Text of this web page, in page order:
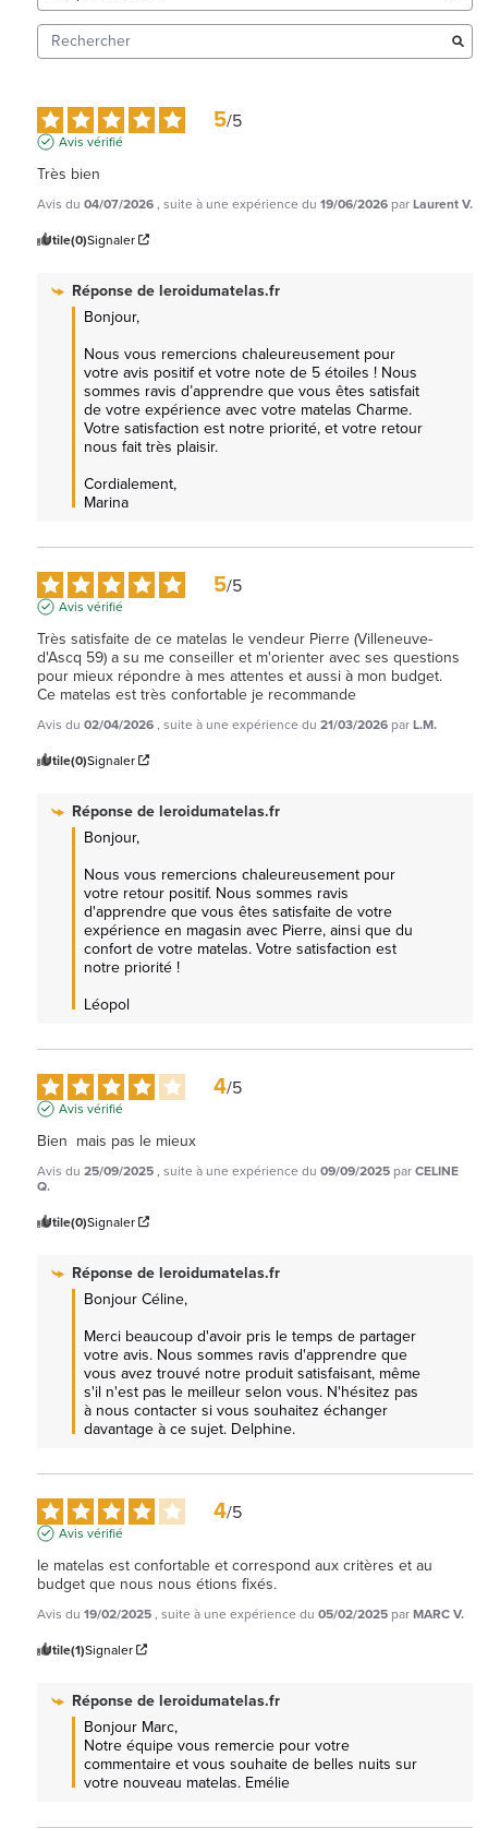
5/5
Avis vérifié
Très bien
Avis du 04/07/2026, suite à une expérience du 19/06/2026 parLaurent V.
Utile(0)Signaler
Réponse deleroidumatelas.fr
Bonjour,
Nous vous remercions chaleureusement pour
votre avis positif et votre note de 5 étoiles ! Nous
sommes ravis d’apprendre que vous êtes satisfait
de votre expérience avec votre matelas Charme.
Votre satisfaction est notre priorité, et votre retour
nous fait très plaisir.
Cordialement,
Marina
5/5
Avis vérifié
Très satisfaite de ce matelas le vendeur Pierre (Villeneuve-
d'Ascq 59) a su me conseiller et m'orienter avec ses questions
pour mieux répondre à mes attentes et aussi à mon budget.
Ce matelas est très confortable je recommande
Avis du 02/04/2026, suite à une expérience du 21/03/2026 parL.M.
Utile(0)Signaler
Réponse deleroidumatelas.fr
Bonjour,
Nous vous remercions chaleureusement pour
votre retour positif. Nous sommes ravis
d'apprendre que vous êtes satisfaite de votre
expérience en magasin avec Pierre, ainsi que du
confort de votre matelas. Votre satisfaction est
notre priorité !
Léopol
4/5
Avis vérifié
Bien  mais pas le mieux
Avis du 25/09/2025, suite à une expérience du 09/09/2025 parCELINE
Q.
Utile(0)Signaler
Réponse deleroidumatelas.fr
Bonjour Céline,
Merci beaucoup d'avoir pris le temps de partager
votre avis. Nous sommes ravis d'apprendre que
vous avez trouvé notre produit satisfaisant, même
s'il n'est pas le meilleur selon vous. N'hésitez pas
à nous contacter si vous souhaitez échanger
davantage à ce sujet. Delphine.
4/5
Avis vérifié
le matelas est confortable et correspond aux critères et au
budget que nous nous étions fixés.
Avis du 19/02/2025, suite à une expérience du 05/02/2025 parMARC V.
Utile(1)Signaler
Réponse deleroidumatelas.fr
Bonjour Marc,
Notre équipe vous remercie pour votre
commentaire et vous souhaite de belles nuits sur
votre nouveau matelas. Emélie